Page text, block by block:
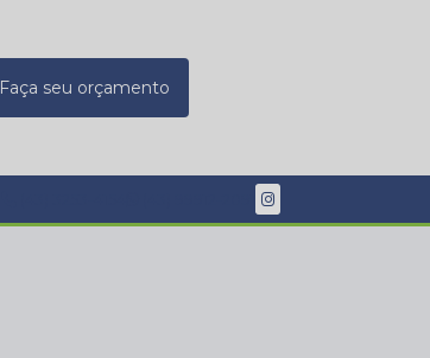
Faça seu orçamento